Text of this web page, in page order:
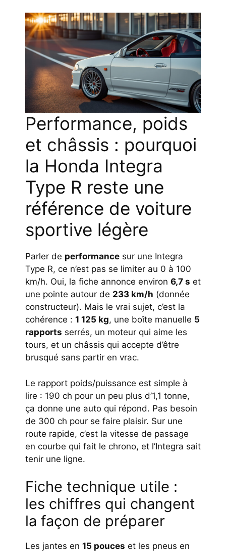
Performance, poids
et châssis : pourquoi
la Honda Integra
Type R reste une
référence de voiture
sportive légère
Parler de performance sur une Integra
Type R, ce n’est pas se limiter au 0 à 100
km/h. Oui, la fiche annonce environ 6,7 s et
une pointe autour de 233 km/h (donnée
constructeur). Mais le vrai sujet, c’est la
cohérence : 1 125 kg, une boîte manuelle 5
rapports serrés, un moteur qui aime les
tours, et un châssis qui accepte d’être
brusqué sans partir en vrac.
Le rapport poids/puissance est simple à
lire : 190 ch pour un peu plus d’1,1 tonne,
ça donne une auto qui répond. Pas besoin
de 300 ch pour se faire plaisir. Sur une
route rapide, c’est la vitesse de passage
en courbe qui fait le chrono, et l’Integra sait
tenir une ligne.
Fiche technique utile :
les chiffres qui changent
la façon de préparer
Les jantes en 15 pouces et les pneus en